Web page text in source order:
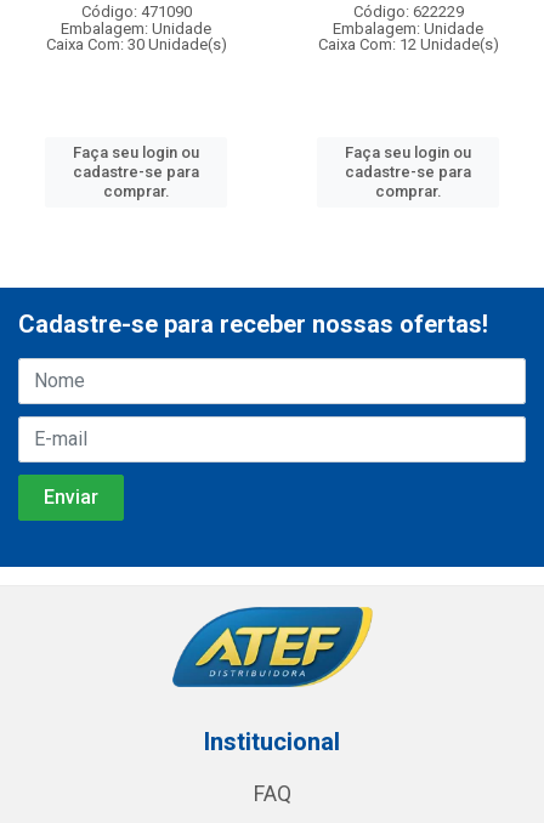
Código: 471090
Embalagem: Unidade
Caixa Com: 30 Unidade(s)
Faça seu login ou
cadastre-se para
comprar.
Código: 622229
Embalagem: Unidade
Caixa Com: 12 Unidade(s)
Faça seu login ou
cadastre-se para
comprar.
Cadastre-se para receber nossas ofertas!
Institucional
FAQ